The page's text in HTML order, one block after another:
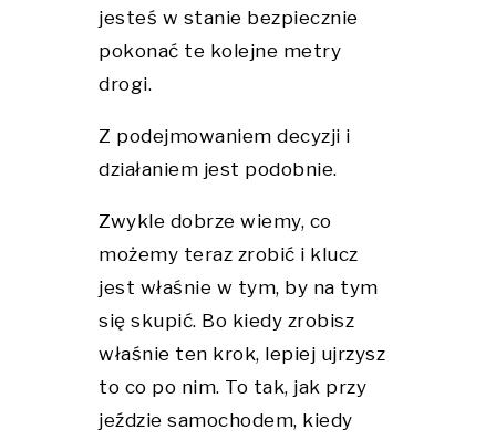
jesteś w stanie bezpiecznie
pokonać te kolejne metry
drogi.
Z podejmowaniem decyzji i
działaniem jest podobnie.
Zwykle dobrze wiemy, co
możemy teraz zrobić i klucz
jest właśnie w tym, by na tym
się skupić. Bo kiedy zrobisz
właśnie ten krok, lepiej ujrzysz
to co po nim. To tak, jak przy
jeździe samochodem, kiedy